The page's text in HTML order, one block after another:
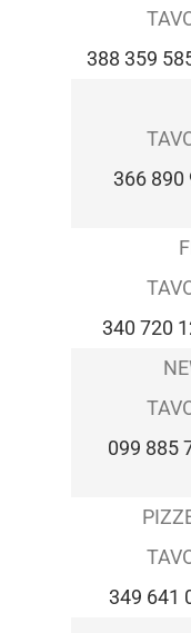
388 359
366 890
340 720
099 885
349 641